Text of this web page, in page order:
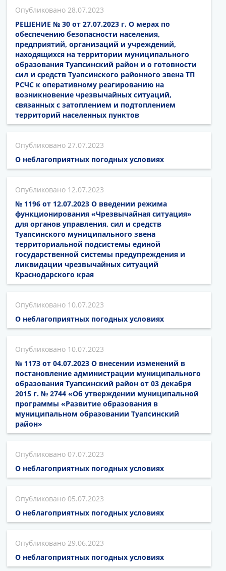
28.07.2023
РЕШЕНИЕ № 30 от 27.07.2023 г. О мерах по
обеспечению безопасности населения,
предприятий, организаций и учреждений,
находящихся на территории муниципального
образования Туапсинский район и о готовности
сил и средств Туапсинского районного звена ТП
РСЧС к оперативному реагированию на
возникновение чрезвычайных ситуаций,
связанных с затоплением и подтоплением
территорий населенных пунктов
27.07.2023
О неблагоприятных погодных условиях
12.07.2023
№ 1196 от 12.07.2023 О введении режима
функционирования «Чрезвычайная ситуация»
для органов управления, сил и средств
Туапсинского муниципального звена
территориальной подсистемы единой
государственной системы предупреждения и
ликвидации чрезвычайных ситуаций
Краснодарского края
10.07.2023
О неблагоприятных погодных условиях
10.07.2023
№ 1173 от 04.07.2023 О внесении изменений в
постановление администрации муниципального
образования Туапсинский район от 03 декабря
2015 г. № 2744 «Об утверждении муниципальной
программы «Развитие образования в
муниципальном образовании Туапсинский
район»
07.07.2023
О неблагоприятных погодных условиях
05.07.2023
О неблагоприятных погодных условиях
29.06.2023
О неблагоприятных погодных условиях